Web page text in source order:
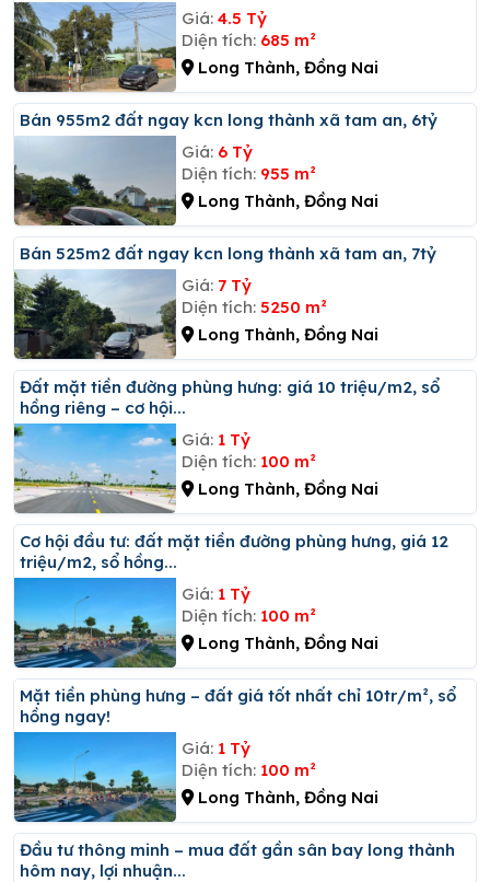
Giá: 4.5 Tỷ
Diện tích: 685 m²
Long Thành, Đồng Nai
Bán 955m2 đất ngay kcn long thành xã tam an, 6tỷ
Giá: 6 Tỷ
Diện tích: 955 m²
Long Thành, Đồng Nai
Bán 525m2 đất ngay kcn long thành xã tam an, 7tỷ
Giá: 7 Tỷ
Diện tích: 5250 m²
Long Thành, Đồng Nai
đất mặt tiền đường phùng hưng: giá 10 triệu/m2, sổ
hồng riêng – cơ hội...
Giá: 1 Tỷ
Diện tích: 100 m²
Long Thành, Đồng Nai
Cơ hội đầu tư: đất mặt tiền đường phùng hưng, giá 12
triệu/m2, sổ hồng...
Giá: 1 Tỷ
Diện tích: 100 m²
Long Thành, Đồng Nai
Mặt tiền phùng hưng – đất giá tốt nhất chỉ 10tr/m², sổ
hồng ngay!
Giá: 1 Tỷ
Diện tích: 100 m²
Long Thành, Đồng Nai
đầu tư thông minh – mua đất gần sân bay long thành
hôm nay, lợi nhuận...